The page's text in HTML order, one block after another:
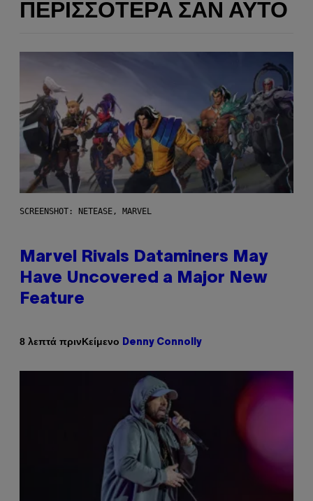
ΠΕΡΙΣΣΌΤΕΡΑ ΣΑΝ ΑΥΤΌ
SCREENSHOT: NETEASE, MARVEL
Marvel Rivals Dataminers May
Have Uncovered a Major New
Feature
8 λεπτά πρινΚείμενο Denny Connolly